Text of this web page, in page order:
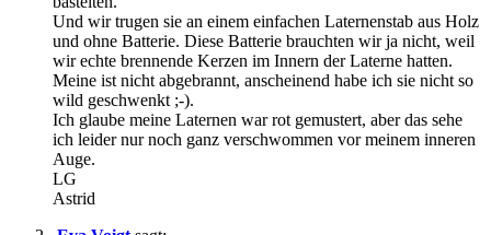
Und wir trugen sie an einem einfachen Laternenstab aus Holz
und ohne Batterie. Diese Batterie brauchten wir ja nicht, weil
wir echte brennende Kerzen im Innern der Laterne hatten.
Meine ist nicht abgebrannt, anscheinend habe ich sie nicht so
wild geschwenkt ;-).
Ich glaube meine Laternen war rot gemustert, aber das sehe
ich leider nur noch ganz verschwommen vor meinem inneren
Auge.
LG
Astrid